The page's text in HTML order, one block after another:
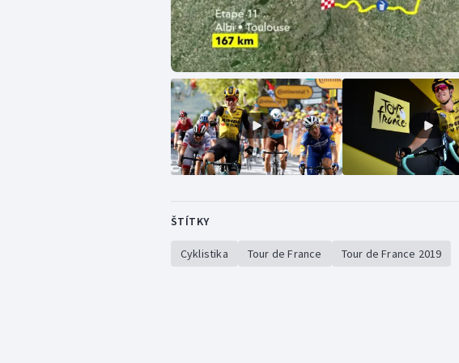
ŠTÍTKY
Cyklistika Tour de France Tour de France 2019